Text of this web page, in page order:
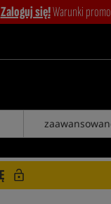
Zaloguj się!Warunki